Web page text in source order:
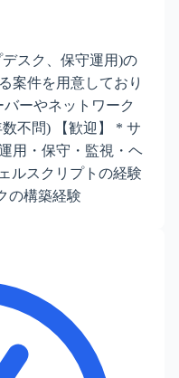
スク、保守運用)の
案件を用意しており
ーやネットワーク
不問) 【歓迎】 * サ
用・保守・監視・ヘ
ルスクリプトの経験
の構築経験